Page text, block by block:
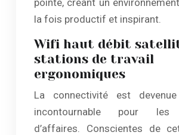
pointe, créant un
la fois productif et inspirant.
Wifi haut débit
stations de travail
ergonomiques
La connectivité est
incontournable pour les
d’affaires. Conscientes de